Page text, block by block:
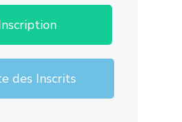
des Inscrits